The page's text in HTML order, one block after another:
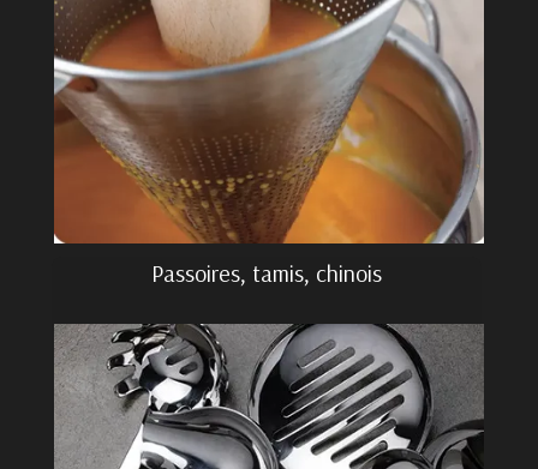
Passoires, tamis, chinois